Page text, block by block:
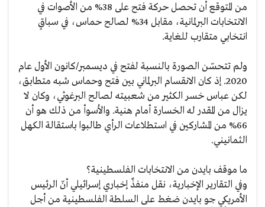
من المتوقع أن تحصل حركة فتح على 38% من الأصوات في
الانتخابات البرلمانية، مقابل 34% لصالح حماس، في سباقٍ
انتخابي متقارب للغاية.
ولم تتحسّن الصورة بالنسبة لفتح في ديسمبر/كانون الأول عام
2020. إذ كان الانقسام البرلماني بين فتح وحماس شبه متطابق،
لكن عباس خسر الكثير من شعبيته لصالح البرغوثي، وكان لا
يزال من المقدر له الخسارة أمام هنية. والأسوأ من ذلك هو أن
66% من المشاركين في استطلاعات الرأي طالبوا باستقالة الكهل
الثمانيني.
ما موقف بايدن من الانتخابات الفلسطينية؟
وفي التقارير الإخبارية، نقل منفذٌ إخباري إسرائيلي أنّ الرئيس
الأمريكي جو بايدن ضغط على السلطة الفلسطينية من أجل